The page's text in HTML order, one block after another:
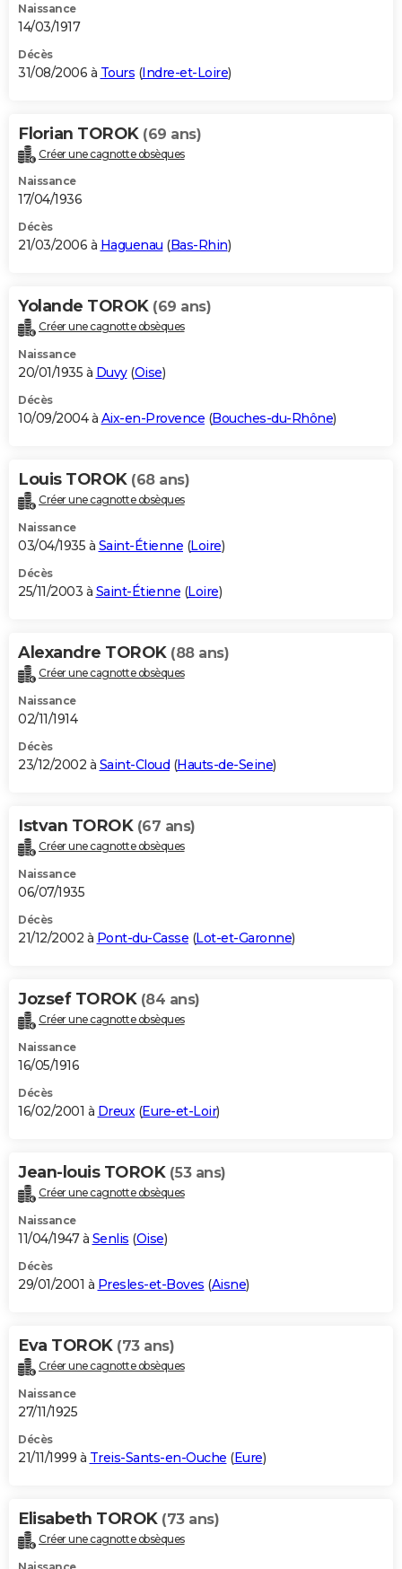
Naissance
14/03/1917
Décès
31/08/2006 à Tours (Indre-et-Loire)
Florian TOROK (69 ans)
Créer une cagnotte obsèques
Naissance
17/04/1936
Décès
21/03/2006 à Haguenau (Bas-Rhin)
Yolande TOROK (69 ans)
Créer une cagnotte obsèques
Naissance
20/01/1935 à Duvy(Oise)
Décès
10/09/2004 à Aix-en-Provence (Bouches-du-Rhône)
Louis TOROK (68 ans)
Créer une cagnotte obsèques
Naissance
03/04/1935 à Saint-Étienne (Loire)
Décès
25/11/2003 à Saint-Étienne (Loire)
Alexandre TOROK (88 ans)
Créer une cagnotte obsèques
Naissance
02/11/1914
Décès
23/12/2002 à Saint-Cloud (Hauts-de-Seine)
Istvan TOROK (67 ans)
Créer une cagnotte obsèques
Naissance
06/07/1935
Décès
21/12/2002 à Pont-du-Casse (Lot-et-Garonne)
Jozsef TOROK (84 ans)
Créer une cagnotte obsèques
Naissance
16/05/1916
Décès
16/02/2001 à Dreux(Eure-et-Loir)
Jean-louis TOROK (53 ans)
Créer une cagnotte obsèques
Naissance
11/04/1947 à Senlis (Oise)
Décès
29/01/2001 à Presles-et-Boves (Aisne)
Eva TOROK (73 ans)
Créer une cagnotte obsèques
Naissance
27/11/1925
Décès
21/11/1999 à Treis-Sants-en-Ouche (Eure)
Elisabeth TOROK (73 ans)
Créer une cagnotte obsèques